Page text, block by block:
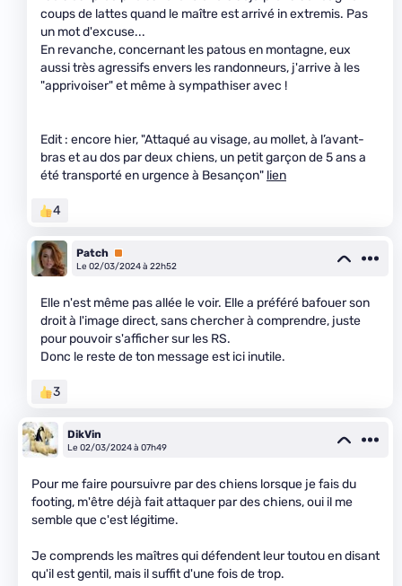
coups de lattes quand le maître est arrivé in extremis. Pas
un mot d'excuse...
En revanche, concernant les patous en montagne, eux
aussi très agressifs envers les randonneurs, j'arrive à les
"apprivoiser" et même à sympathiser avec !
Edit : encore hier, "Attaqué au visage, au mollet, à l’avant-
bras et au dos par deux chiens, un petit garçon de 5 ans a
été transporté en urgence à Besançon" lien
4
Patch Premium
Le 02/03/2024 à 22h52
Elle n'est même pas allée le voir. Elle a préféré bafouer son
droit à l'image direct, sans chercher à comprendre, juste
pour pouvoir s'afficher sur les RS.
Donc le reste de ton message est ici inutile.
3
DikVin
Le 02/03/2024 à 07h49
Pour me faire poursuivre par des chiens lorsque je fais du
footing, m'être déjà fait attaquer par des chiens, oui il me
semble que c'est légitime.
Je comprends les maîtres qui défendent leur toutou en disant
qu'il est gentil, mais il suffit d'une fois de trop.